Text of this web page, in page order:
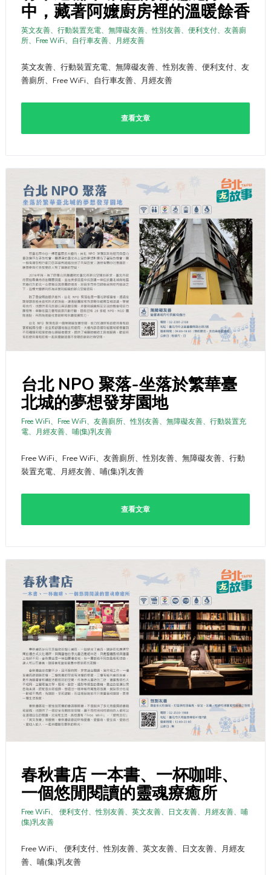
中，藏著阿嬤廚房裡的溫暖餘香
英文友善、行動裝置充電、無障礙友善、性別友善、便利支付、友善廁
所、Free WiFi、自行車友善、月經友善
英文友善、行動裝置充電、無障礙友善、性別友善、便利支付、友
善廁所、Free WiFi、自行車友善、月經友善
查看文章
台北 NPO 聚落-坐落於繁華臺
北城的夢想發芽園地
Free WiFi、Free WiFi、友善廁所、性別友善、無障礙友善、行動裝置充
電、月經友善、哺(集)乳友善
Free WiFi、Free WiFi、友善廁所、性別友善、無障礙友善、行動
裝置充電、月經友善、哺(集)乳友善
查看文章
春秋書店 一本書、一杯咖啡、
一個悠閒閱讀的靈魂療癒所
Free WiFi、 便利支付、性別友善、英文友善、日文友善、月經友善、哺
(集)乳友善
Free WiFi、 便利支付、性別友善、英文友善、日文友善、月經友
善、哺(集)乳友善